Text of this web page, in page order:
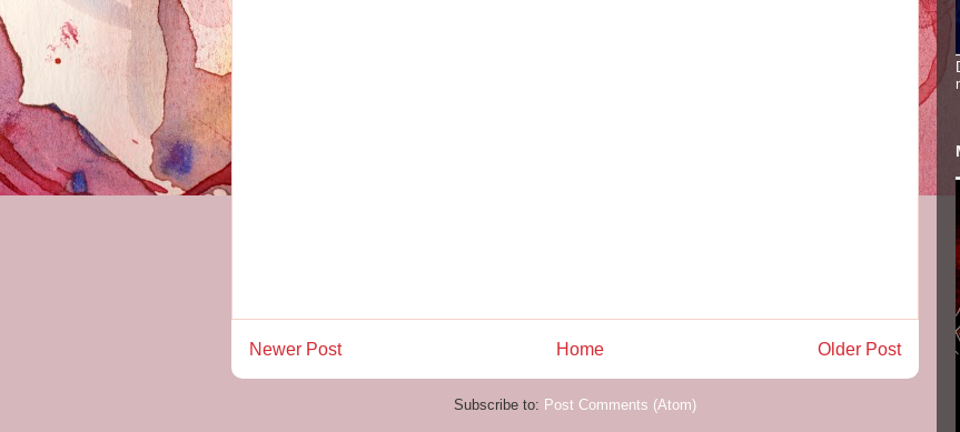
Newer Post Older Post
Home
Subscribe to: Post Comments (Atom)